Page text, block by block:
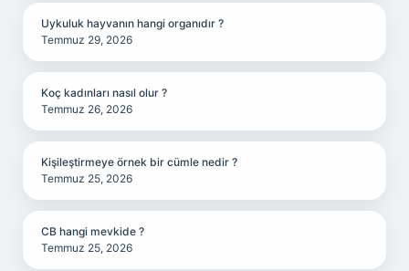
Uykuluk hayvanın hangi organıdır ?
Temmuz 29, 2026
Koç kadınları nasıl olur ?
Temmuz 26, 2026
Kişileştirmeye örnek bir cümle nedir ?
Temmuz 25, 2026
CB hangi mevkide ?
Temmuz 25, 2026